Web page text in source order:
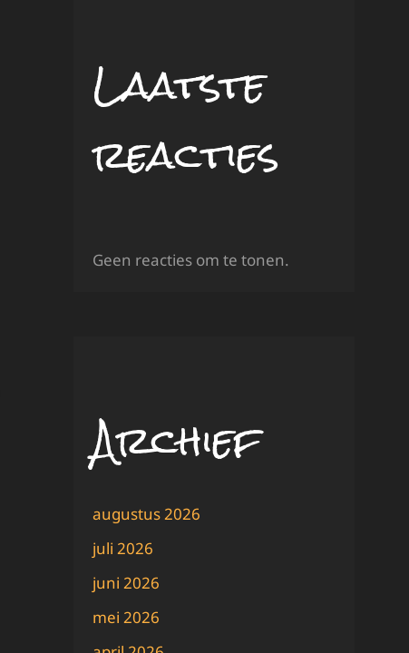
Laatste
reacties
Geen reacties om te tonen.
Archief
augustus 2026
juli 2026
juni 2026
mei 2026